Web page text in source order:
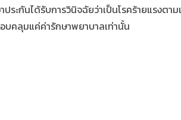
ระกันได้รับการวินิจฉัยว่าเป็นโรคร้ายแรงตา
บคลุมแค่ค่ารักษาพยาบาลเท่านั้น